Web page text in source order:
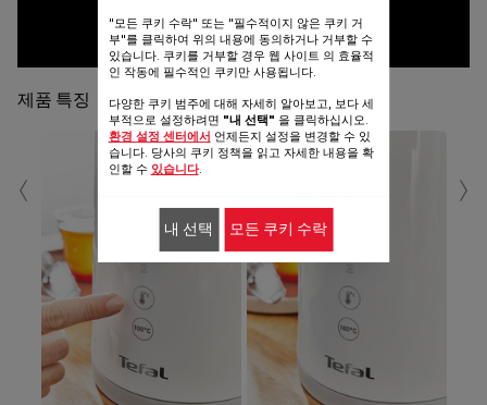
제품 특징
‹ ›
"모든 쿠키 수락" 또는 "필수적이지 않은 쿠키 거
부"를 클릭하여 위의 내용에 동의하거나 거부할 수
있습니다. 쿠키를 거부할 경우 웹 사이트 의 효율적
인 작동에 필수적인 쿠키만 사용됩니다.
다양한 쿠키 범주에 대해 자세히 알아보고, 보다 세
부적으로 설정하려면 "내 선택" 을 클릭하십시오.
환경 설정 센터에서 언제든지 설정을 변경할 수 있
습니다. 당사의 쿠키 정책을 읽고 자세한 내용을 확
인할 수 있습니다.
내 선택 모든 쿠키 수락